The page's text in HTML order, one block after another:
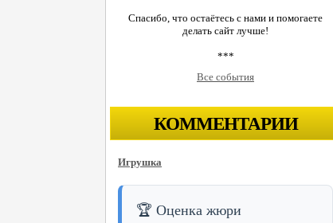
Спасибо, что остаётесь с нами и помогаете
делать сайт лучше!
***
Все события
КОММЕНТАРИИ
Игрушка
🏆 Оценка жюри